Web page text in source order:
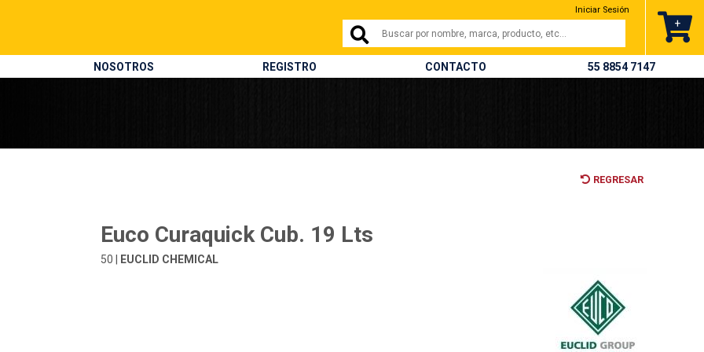
NOSOTROS REGISTRO CONTACTO 55 8854 7147
Iniciar Sesión
+
REGRESAR
Euco Curaquick Cub. 19 Lts
50 | EUCLID CHEMICAL